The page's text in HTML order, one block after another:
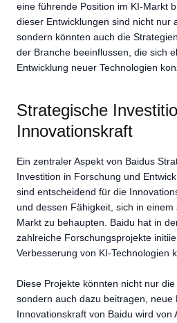
eine führende Position im KI-Markt
dieser Entwicklungen sind nicht nur
sondern könnten auch die
der Branche beeinflussen, die sich
Entwicklung neuer Technologien
Strategische
Innovationskraft
Ein zentraler Aspekt von Baidus
Investition in Forschung und
sind entscheidend für die
und dessen Fähigkeit, sich in
Markt zu behaupten. Baidu hat in
zahlreiche Forschungsprojekte
Verbesserung von KI-Technologien
Diese Projekte könnten nicht nur
sondern auch dazu beitragen,
Innovationskraft von Baidu wird von